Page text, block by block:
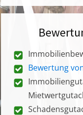
Bewertung